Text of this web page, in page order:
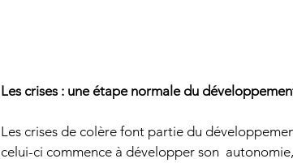
Les crises : une étape normale du
Les crises de colère font partie du
celui-ci commence à développer son